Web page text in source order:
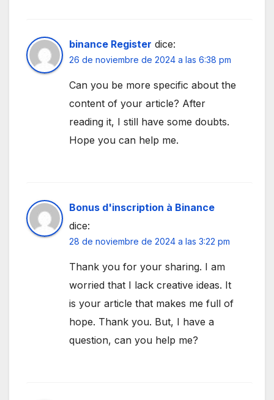
binance Register dice:
26 de noviembre de 2024 a las 6:38 pm
Can you be more specific about the
content of your article? After
reading it, I still have some doubts.
Hope you can help me.
Bonus d'inscription à Binance
dice:
28 de noviembre de 2024 a las 3:22 pm
Thank you for your sharing. I am
worried that I lack creative ideas. It
is your article that makes me full of
hope. Thank you. But, I have a
question, can you help me?